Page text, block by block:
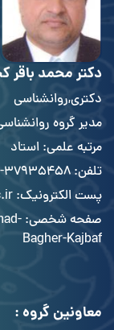
دکتر محمد باقر
دکتری,روانشناسی
مدیر گروه
مرتبه علمی: استاد
تلفن: ۳۷۹۳۵۴۵۸-031
پست الکترونیک: m.b.kaj@edu.ui.ac.ir
صفحه شخصی:
Bagher-Kajbaf
معاونین گروه :